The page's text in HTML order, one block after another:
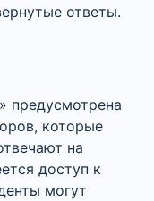
ответы.
предусмотрена
которые
на
доступ к
могут